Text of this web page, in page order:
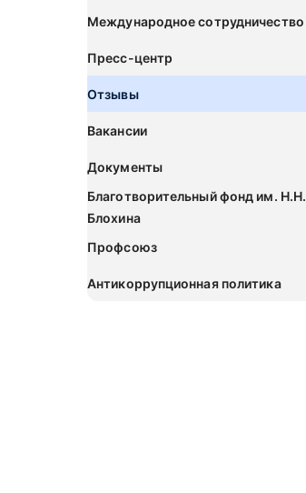
Международное сотрудничество
Пресс-центр
Отзывы
Вакансии
Документы
Благотворительный фонд им. Н.Н.
Блохина
Профсоюз
Антикоррупционная политика